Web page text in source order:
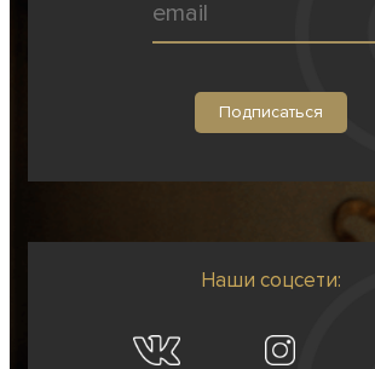
Наши соцсети: